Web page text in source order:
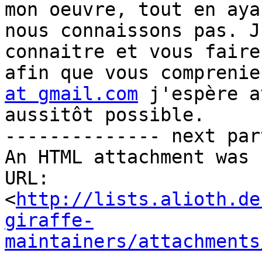
mon oeuvre, tout en
nous connaissons pas.
connaitre et vous
afin que vous
at gmail.com j'espère
aussitôt possible.
-------------- next
An HTML attachment
URL:
<http://
giraffe-
maintainers/